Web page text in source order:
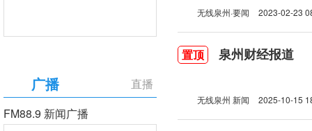
直播
广播
FM88.9 新闻广播
无线泉州·要闻 2023-02-23
置顶 泉州财经报道
无线泉州 新闻 2025-10-15